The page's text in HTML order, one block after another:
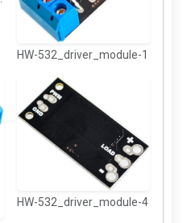
HW-532_driver_module-1
HW-532_driver_module-4